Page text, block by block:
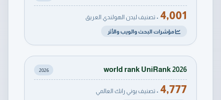
4,001 • تصنيف ليدن الهولندي العريق
مؤشرات البحث والويب والأثر
world rank UniRank 2026
2026
4,777 • تصنيف يوني رانك العالمي